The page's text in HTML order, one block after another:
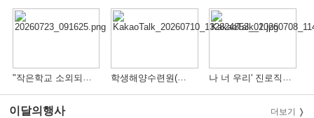
"작은학교 소외되지 않도록 문화.체육 활동 지원" - 전북교육소식 학생해양수련원(부안) 나 너 우리' 진로직업체험(제과제빵)
이달의행사 더보기